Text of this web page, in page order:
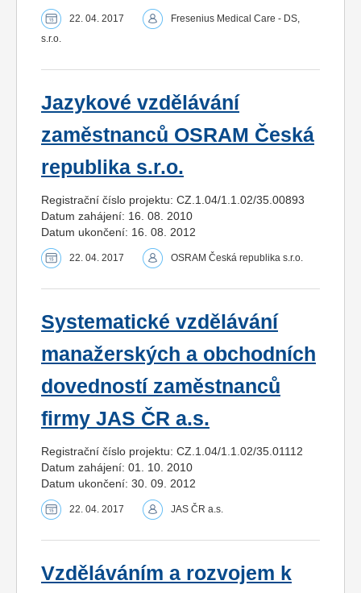
22. 04. 2017
Fresenius Medical Care - DS,
s.r.o.
Jazykové vzdělávání
zaměstnanců OSRAM Česká
republika s.r.o.
Registrační číslo projektu: CZ.1.04/1.1.02/35.00893
Datum zahájení: 16. 08. 2010
Datum ukončení: 16. 08. 2012
22. 04. 2017 OSRAM Česká republika s.r.o.
Systematické vzdělávání
manažerských a obchodních
dovedností zaměstnanců
firmy JAS ČR a.s.
Registrační číslo projektu: CZ.1.04/1.1.02/35.01112
Datum zahájení: 01. 10. 2010
Datum ukončení: 30. 09. 2012
22. 04. 2017 JAS ČR a.s.
Vzděláváním a rozvojem k